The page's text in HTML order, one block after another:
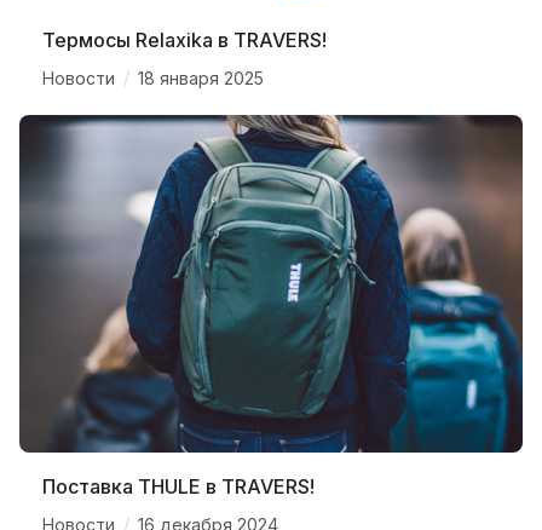
Термосы Relaxika в TRAVERS!
Новости / 18 января 2025
Поставка THULE в TRAVERS!
Новости / 16 декабря 2024